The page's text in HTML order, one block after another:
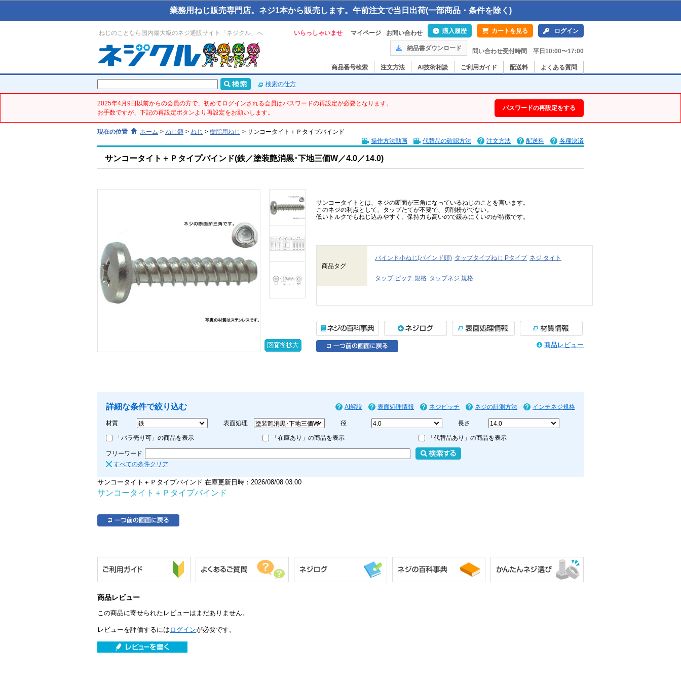
業務用ねじ販売専門店。ネジ1本から販売します。午前注文で当日出荷(一部商品・条件を除く)
ねじのことなら国内最大級のネジ通販サイト「ネジクル」へ いらっしゃいませ マイページ お問い合わせ 購入履歴 カートを見る ログイン
納品書ダウンロード 問い合わせ受付時間 平日10:00〜17:00
商品番号検索 注文方法 AI技術相談 ご利用ガイド 配送料 よくある質問
検索の仕方
2025年4月9日以前からの会員の方で、初めてログインされる会員はパスワードの再設定が必要となります。
お手数ですが、下記の再設定ボタンより再設定をお願いします。
パスワードの再設定をする
現在の位置 ホーム > ねじ類 > ねじ > 樹脂用ねじ > サンコータイト＋Ｐタイプバインド
操作方法動画
代替品の確認方法 注文方法 配送料 各種決済
サンコータイト＋Ｐタイプバインド(鉄／塗装艶消黒･下地三価W／4.0／14.0)
サンコータイトとは、ネジの断面が三角になっているねじのことを言います。
このネジの利点として、タップたてが不要で、切削粉がでない。
低いトルクでもねじ込みやすく、保持力も高いので緩みにくいのが特徴です。
商品タグ
バインド小ねじ(バインド頭) タップタイプねじ Pタイプ ネジ タイト
タップ ピッチ 規格 タップネジ 規格
商品レビュー
詳細な条件で絞り込む AI解説 表面処理情報 ネジピッチ ネジの計測方法 インチネジ規格
材質 表面処理 径 長さ
「バラ売り可」の商品を表示 「在庫あり」の商品を表示 「代替品あり」の商品を表示
フリーワード
すべての条件クリア
サンコータイト＋Ｐタイプバインド 在庫更新日時：2026/08/08 03:00
サンコータイト＋Ｐタイプバインド
商品レビュー
この商品に寄せられたレビューはまだありません。
レビューを評価するには ログインが必要です。